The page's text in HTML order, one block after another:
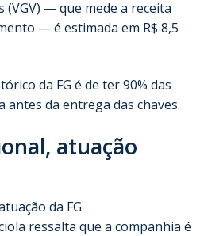
(VGV) — que mede a receita
— é estimada em R$ 8,5
da FG é de ter 90% das
antes da entrega das chaves.
atuação
da FG
ressalta que a companhia é